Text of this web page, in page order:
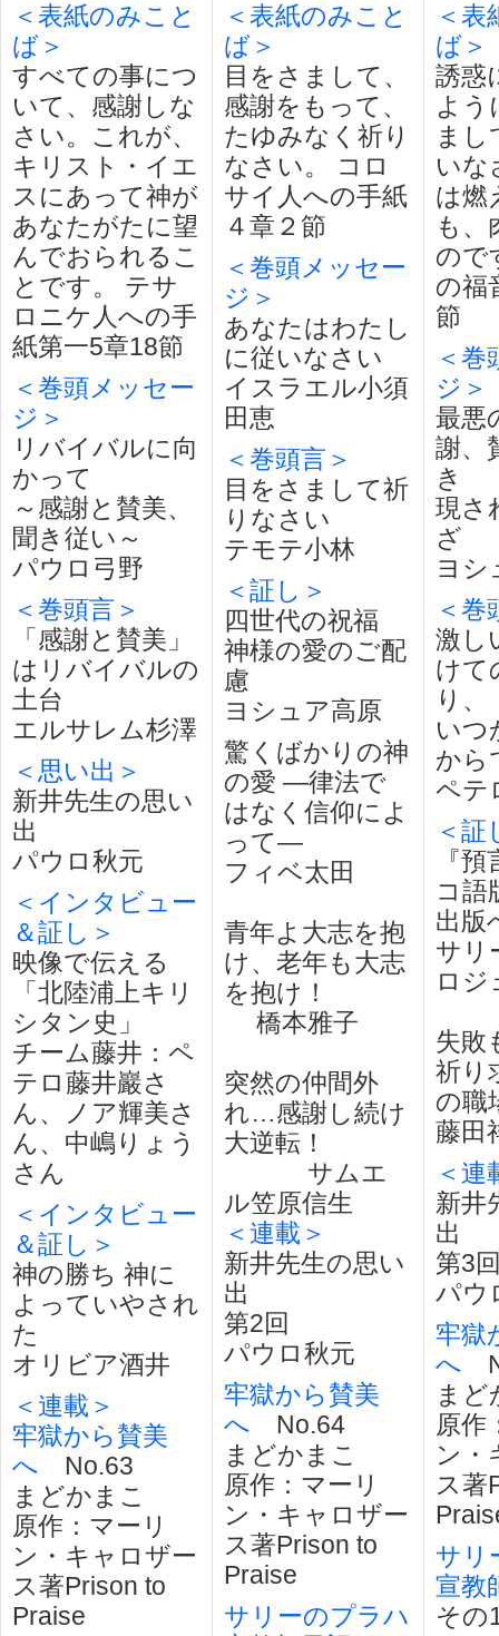
＜表紙のみこと
ば＞
すべての事につ
いて、感謝しな
さい。これが、
キリスト・イエ
スにあって神が
あなたがたに望
んでおられるこ
とです。 テサ
ロニケ人への手
紙第一5章18節
＜巻頭メッセー
ジ＞
リバイバルに向
かって
～感謝と賛美、
聞き従い～
パウロ弓野
＜巻頭言＞
「感謝と賛美」
はリバイバルの
土台
エルサレム杉澤
＜思い出＞
新井先生の思い
出
パウロ秋元
＜インタビュー
＆証し＞
映像で伝える
「北陸浦上キリ
シタン史」
チーム藤井：ペ
テロ藤井巖さ
ん、ノア輝美さ
ん、中嶋りょう
さん
＜インタビュー
＆証し＞
神の勝ち 神に
よっていやされ
た
オリビア酒井
＜連載＞
牢獄から賛美
へ No.63
まどかまこ
原作：マーリ
ン・キャロザー
ス著Prison to
Praise
＜表紙のみこと
ば＞
目をさまして、
感謝をもって、
たゆみなく祈り
なさい。 コロ
サイ人への手紙
４章２節
＜巻頭メッセー
ジ＞
あなたはわたし
に従いなさい
イスラエル小須
田恵
＜巻頭言＞
目をさまして祈
りなさい
テモテ小林
＜証し＞
四世代の祝福
神様の愛のご配
慮
ヨシュア高原
驚くばかりの神
の愛 ―律法で
はなく信仰によ
って―
フィベ太田
青年よ大志を抱
け、老年も大志
を抱け！
橋本雅子
突然の仲間外
れ…感謝し続け
大逆転！
サムエ
ル笠原信生
＜連載＞
新井先生の思い
出
第2回
パウロ秋元
牢獄から賛美
へ No.64
まどかまこ
原作：マーリ
ン・キャロザー
ス著Prison to
Praise
サリーのプラハ
＜表
ば＞
誘惑
よう
まし
いな
は燃
も、
ので
の福
節
＜巻
ジ＞
最悪
謝、
き
現さ
ざ
ヨシ
＜巻
激し
けて
り、
い
から
ペテ
＜証
『
コ
出版
サリ
ロジ
失敗
祈り
の職
藤田
＜連
新井
出
第3
パウ
牢獄
へ
まど
原作
ン・
ス著
サリ
宣教
そ